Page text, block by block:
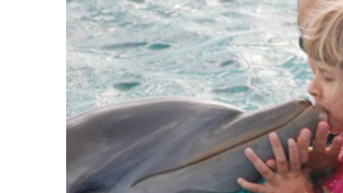
Abzug von Kosten, andolphin aid
damit die Delfintherapie der kleinen
unterstützen.